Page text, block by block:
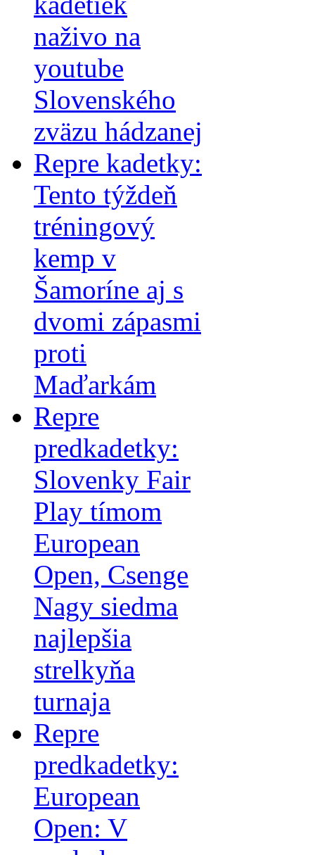
naživo na
youtube
Slovenského
zväzu hádzanej
Repre kadetky:
Tento týždeň
tréningový
kemp v
Šamoríne aj s
dvomi zápasmi
proti
Maďarkám
Repre
predkadetky:
Slovenky Fair
Play tímom
European
Open, Csenge
Nagy siedma
najlepšia
strelkyňa
turnaja
Repre
predkadetky:
European
Open: V